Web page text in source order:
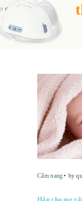
Cẩm nang by
Hẳn cha mẹ